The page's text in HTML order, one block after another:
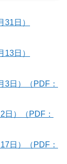
日）
日）
3日）（PDF：
日）（PDF：
日）（PDF：